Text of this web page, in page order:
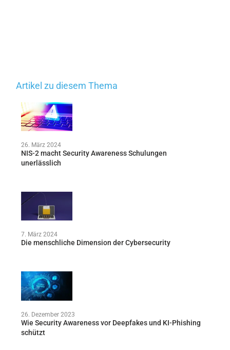
Artikel zu diesem Thema
26. März 2024
NIS-2 macht Security Awareness Schulungen
unerlässlich
7. März 2024
Die menschliche Dimension der Cybersecurity
26. Dezember 2023
Wie Security Awareness vor Deepfakes und KI-Phishing
schützt